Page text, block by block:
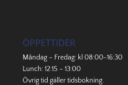
ÖPPETTIDER
Måndag – Fredag: kl 08:00-16:30
Lunch: 12:15 – 13:00
Övrig tid gällertidsbokning.